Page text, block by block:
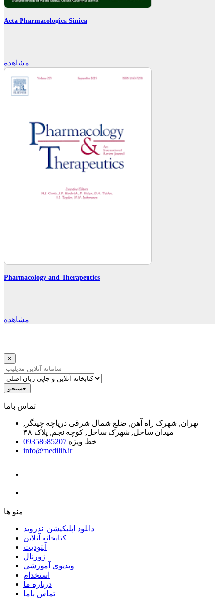
Acta Pharmacologica Sinica
مشاهده
Pharmacology and Therapeutics
مشاهده
×
جستجو
ﺗﻤﺎﺱ ﺑﺎﻣﺎ
تهران, شهرک راه آهن, ضلع شمال شرقی دریاچه چیتگر,
میدان ساحل, شهرک ساحل, کوچه نجم, پلاک ۴۸
خط ویژه 09358685207
info@medilib.ir
ﻣﻨﻮ ﻫﺎ
دانلود اپلیکیشن اندروید
ﮐﺘﺎﺑﺨﺎﻧﻪ ﺁﻧﻼﯾﻦ
ﺁﭘﺘﻮﺩﯾﺖ
ﮊﻭﺭﻧﺎﻝ
ویدیوی آموزشی
استخدام
درباره ما
ﺗﻤﺎﺱ ﺑﺎﻣﺎ